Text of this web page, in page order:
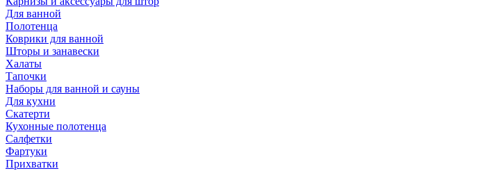
Для ванной
Полотенца
Коврики для ванной
Шторы и занавески
Халаты
Тапочки
Наборы для ванной и сауны
Для кухни
Скатерти
Кухонные полотенца
Салфетки
Фартуки
Прихватки